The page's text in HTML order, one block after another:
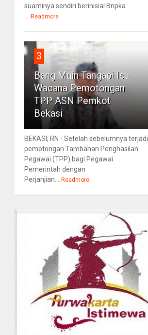
suaminya sendiri berinisial Bripka
Readmore
3
Bang Muin Tangapi Isu
Wacana Pemotongan
TPP ASN Pemkot
Bekasi
BEKASI, RN - Setelah sebelumnya terjadi
pemotongan Tambahan Penghasilan
Pegawai (TPP) bagi Pegawai
Pemerintah dengan
Perjanjian...
Readmore